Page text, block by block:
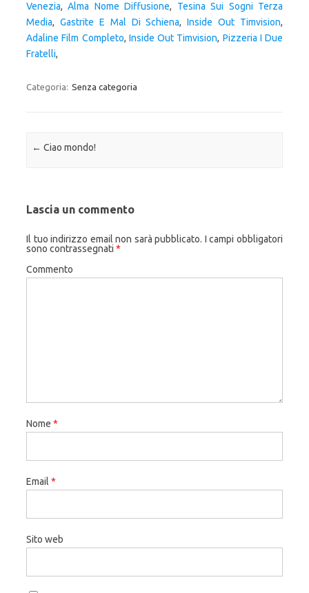
Venezia,Alma Nome Diffusione, Tesina Sui Sogni Terza
Media, Gastrite E Mal Di Schiena,Inside Out Timvision,
Adaline Film Completo, Inside Out Timvision, Pizzeria I Due
Fratelli,
Categoria: Senza categoria
Navigazione articolo
← Ciao mondo!
Lascia un commento
Il tuo indirizzo email non sarà pubblicato. I campi obbligatori
sono contrassegnati *
Commento
Nome *
Email *
Sito web